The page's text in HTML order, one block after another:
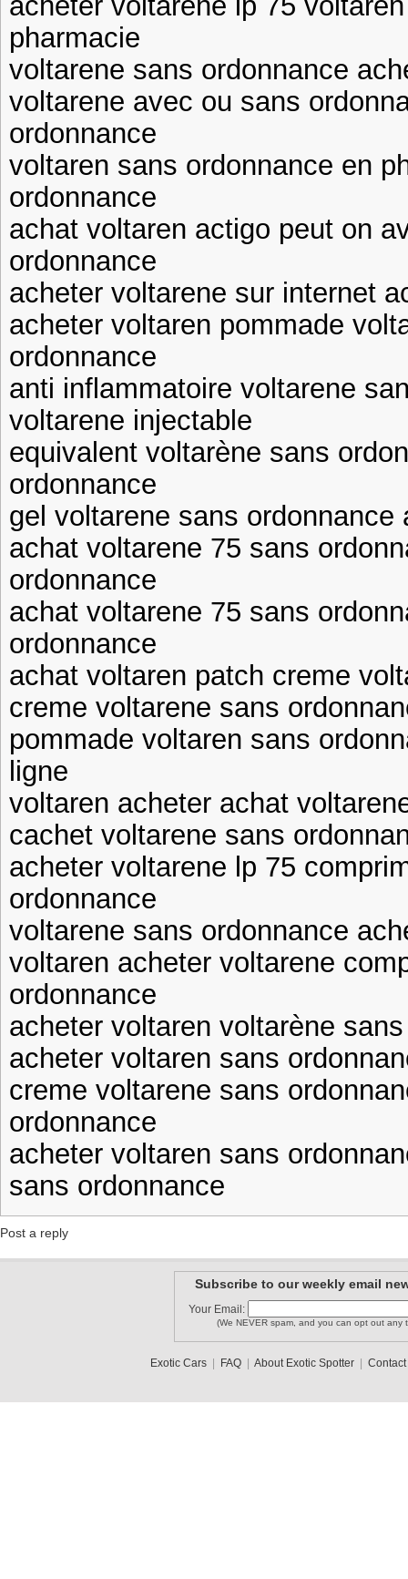
pharmacie
voltarene sans ordonnance
voltarene avec ou sans
ordonnance
voltaren sans ordonnance en
ordonnance
achat voltaren actigo peut on
ordonnance
acheter voltarene sur internet
acheter voltaren pommade
ordonnance
anti inflammatoire voltarene
voltarene injectable
equivalent voltarène sans
ordonnance
gel voltarene sans ordonnance
achat voltarene 75 sans
ordonnance
achat voltarene 75 sans
ordonnance
achat voltaren patch creme
creme voltarene sans
pommade voltaren sans
ligne
voltaren acheter achat
cachet voltarene sans
acheter voltarene lp 75
ordonnance
voltarene sans ordonnance
voltaren acheter voltarene
ordonnance
acheter voltaren voltarène
acheter voltaren sans
creme voltarene sans
ordonnance
acheter voltaren sans
sans ordonnance
Post a reply
Subscribe to our weekly email
Your Email:
(We NEVER spam, and you can opt out any
Exotic Cars| FAQ| About Exotic Spotter| Contact